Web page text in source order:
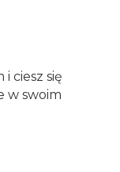
ciesz się
w swoim